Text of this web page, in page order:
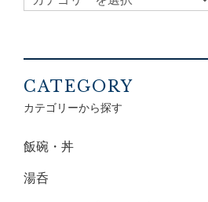
CATEGORY
カテゴリーから探す
飯碗・丼
湯呑